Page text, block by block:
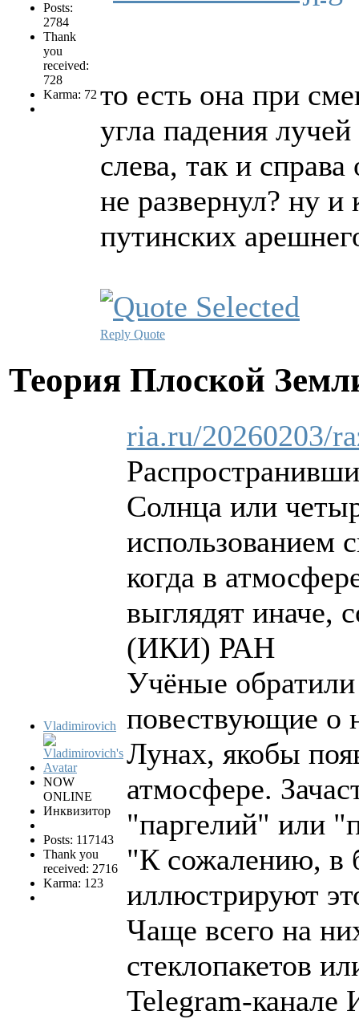
Posts:
2784
Thank
you
received:
728
Karma: 72 то есть она при
угла падения
слева, так и
не развернул? ну
путинских
Reply Quote
Теория Плоской
Vladimirovich
NOW
ONLINE
Инквизитор
Posts: 117143
Thank you
received: 2716
Karma: 123
ria.ru/20260203/
Солнца или
использованием
когда в
выглядят иначе,
(ИКИ) РАН
Учёные
повествующие о
Лунах, якобы
атмосфере.
"паргелий" или
"К сожалению, в
иллюстрируют
Чаще всего на
стеклопакетов
Telegram-канале